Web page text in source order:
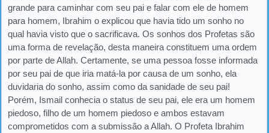
grande para caminhar com seu pai e falar com ele de homem
para homem, Ibrahim o explicou que havia tido um sonho no
qual havia visto que o sacrificava. Os sonhos dos Profetas são
uma forma de revelação, desta maneira constituem uma ordem
por parte de Allah. Certamente, se uma pessoa fosse informada
por seu pai de que iria matá-la por causa de um sonho, ela
duvidaria do sonho, assim como da sanidade de seu pai!
Porém, Ismail conhecia o status de seu pai, ele era um homem
piedoso, filho de um homem piedoso e ambos estavam
comprometidos com a submissão a Allah. O Profeta Ibrahim